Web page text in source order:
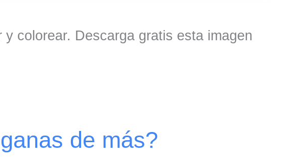
colorear. Descarga gratis esta imagen
de más?